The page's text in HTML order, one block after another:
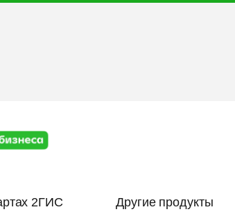
Другие продукты
2ГИС